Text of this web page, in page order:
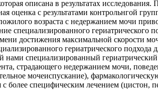
описана в результатах исследования.
оценка с результатами контрольнгой
возраста с недержанием мочи
специализированного гериатрического
достижения максимальной скорости
гериатрического подхода
специализированный
страдающего недержанием мочи,
мочеиспускание),
более специфическим лечением (цистон,